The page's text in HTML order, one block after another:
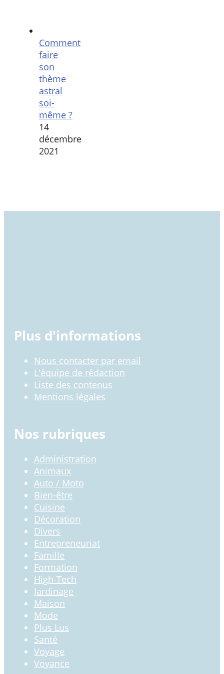
Comment
faire
son
thème
astral
soi-
même ?
14
décembre
2021
Plus d'informations
Nous contacter par email
L'équipe de rédaction
Liste des contenus
Mentions légales
Nos rubriques
Administration
Animaux
Auto / Moto
Bien-être
Cuisine
Décoration
Divers
Entrepreneuriat
Famille
Formation
High-Tech
Jardinage
Maison
Mode
Plus Lus
Santé
Voyage
Voyance